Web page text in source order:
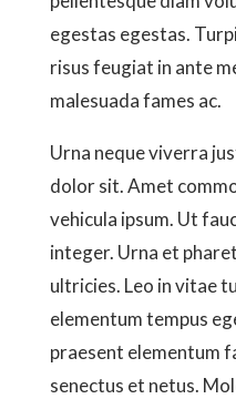
egestas egestas.
risus feugiat in ante
malesuada fames ac.
Urna neque viverra
dolor sit. Amet
vehicula ipsum. Ut
integer. Urna et
ultricies. Leo in vitae
elementum tempus
praesent elementum
senectus et netus.